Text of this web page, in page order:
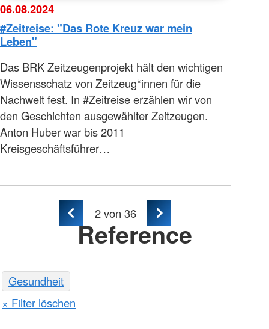
06.08.2024
#Zeitreise: "Das Rote Kreuz war mein
Leben"
Das BRK Zeitzeugenprojekt hält den wichtigen
Wissensschatz von Zeitzeug*innen für die
Nachwelt fest. In #Zeitreise erzählen wir von
den Geschichten ausgewählter Zeitzeugen.
Anton Huber war bis 2011
Kreisgeschäftsführer…
2von 36
Reference
Gesundheit
Filter löschen